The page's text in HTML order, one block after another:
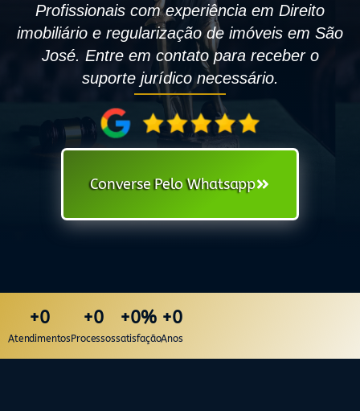
Profissionais com experiência em Direito
imobiliário e regularização de imóveis em São
José. Entre em contato para receber o
suporte jurídico necessário.
Converse Pelo Whatsapp
Atendimentos
+0
Processos
+0
satisfação
+0%
Anos
+0